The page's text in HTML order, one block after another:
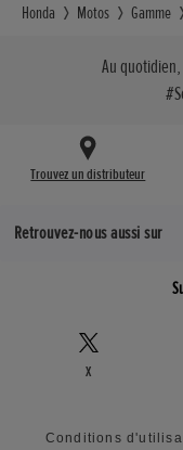
Honda Motos Gamme
Au
Trouvez un distributeur
Retrouvez-nous aussi sur
X
Conditions